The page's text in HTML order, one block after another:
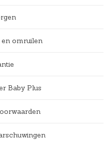
omruilen
Baby Plus